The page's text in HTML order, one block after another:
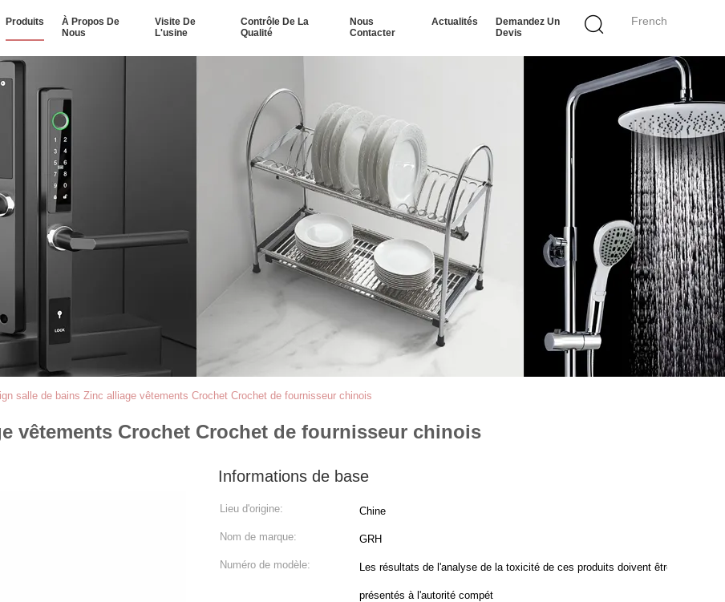
French
Produits
À Propos De
Nous
Visite De
L'usine
Contrôle De La
Qualité
Nous
Contacter
Actualités
Demandez Un
Devis
salle de bains Zinc alliage vêtements Crochet Crochet de fournisseur chinois
vêtements Crochet Crochet de fournisseur chinois
Informations de base
Lieu d'origine: Chine
Nom de marque: GRH
Numéro de modèle: Les résultats de l'analyse de la toxicité de ces produits doivent être
présentés à l'autorité compét